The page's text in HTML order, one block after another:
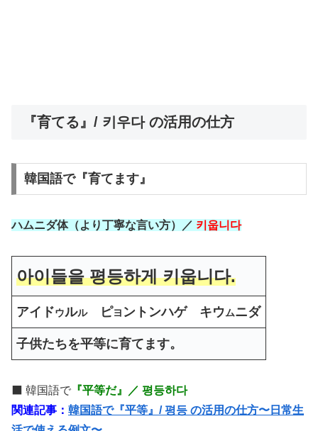
『育てる』/ 키우다 の活用の仕方
韓国語で『育てます』
ハムニダ体（より丁寧な言い方）／ 키웁니다
아이들을 평등하게 키웁니다.
アイドウルルピヨ ントンハゲ キウムニダ
子供たちを平等に育てます。
⬛️ 韓国語で 『平等だ』／ 평등하다
関連記事： 韓国語で『平等』/ 평등 の活用の仕方〜日常生